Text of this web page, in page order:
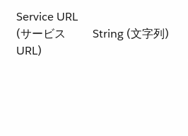
Service URL
(サービス
URL)
String (文字列)